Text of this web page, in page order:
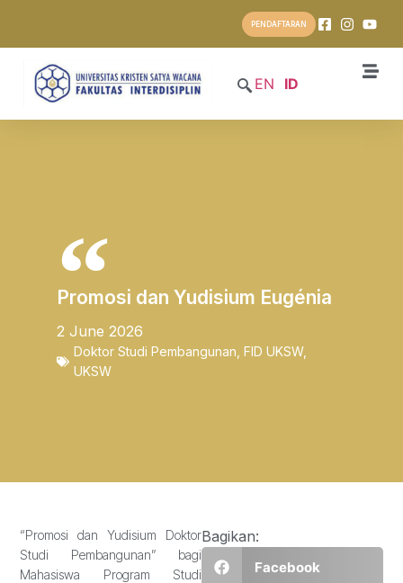
PENDAFTARAN
EN ID
Promosi dan Yudisium Eugénia
2 June 2026
Doktor Studi Pembangunan FID UKSW,
UKSW
“Promosi dan Yudisium Doktor
Studi Pembangunan” bagi
Mahasiswa Program Studi
Bagikan:
Facebook